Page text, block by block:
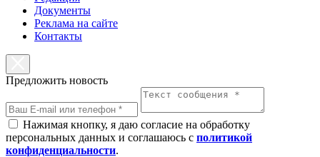
Документы
Реклама на сайте
Контакты
Предложить новость
Нажимая кнопку, я даю согласие на обработку
персональных данных и соглашаюсь с политикой
конфиденциальности.